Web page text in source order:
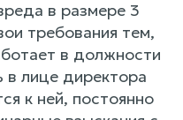
в размере 3
требования тем,
в должности
в лице директора
к ней, постоянно